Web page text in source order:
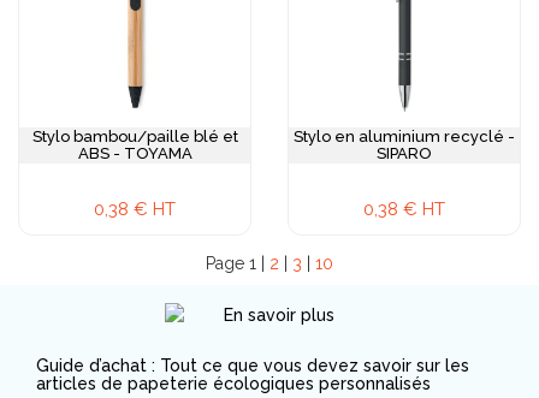
Stylo bambou/paille blé et
ABS - TOYAMA
0,38 € HT
Stylo en aluminium recyclé -
SIPARO
0,38 € HT
Page 1 | 2 3 10
Guide d’achat : Tout ce que vous devez savoir sur les
articles de papeterie écologiques personnalisés